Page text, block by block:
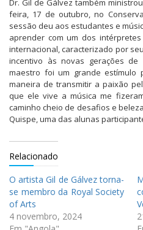
Dr. Gil de Gálvez também
feira, 17 de outubro, no
sessão deu aos estudantes e
aprender com um dos
internacional, caracterizado por
incentivo às novas gerações
maestro foi um grande estímulo
maneira de transmitir a paixão
que ele vive a música me
caminho cheio de desafios e
Quispe, uma das alunas
Relacionado
O artista Gil de Gálvez torna-
se membro da Royal Society
of Arts
4 novembro, 2024